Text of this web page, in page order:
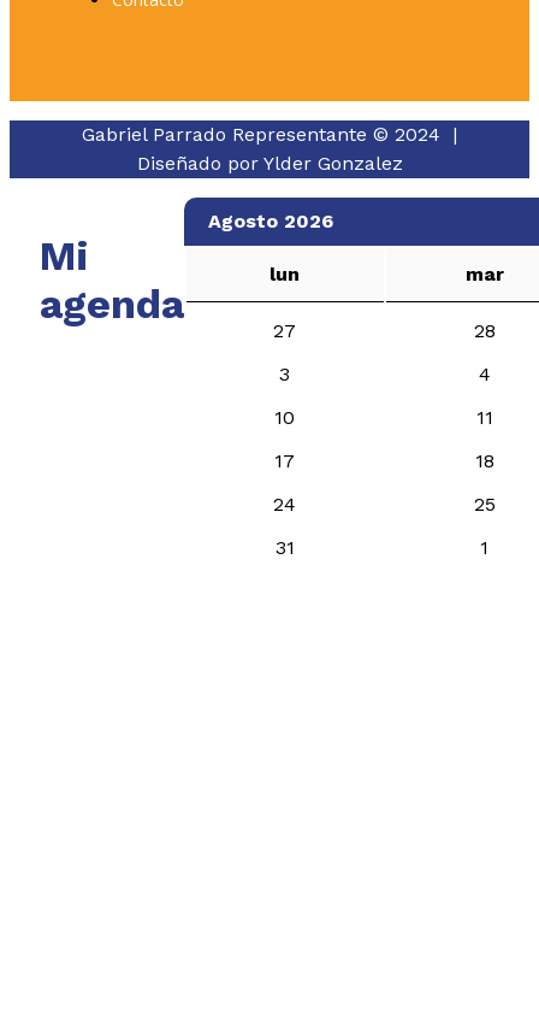
Gabriel Parrado Representante © 2024 |
Diseñado por Ylder Gonzalez
Mi
agenda
Agosto 2026
lun mar
27
28
3
4
10
11
17
18
24
25
31
1